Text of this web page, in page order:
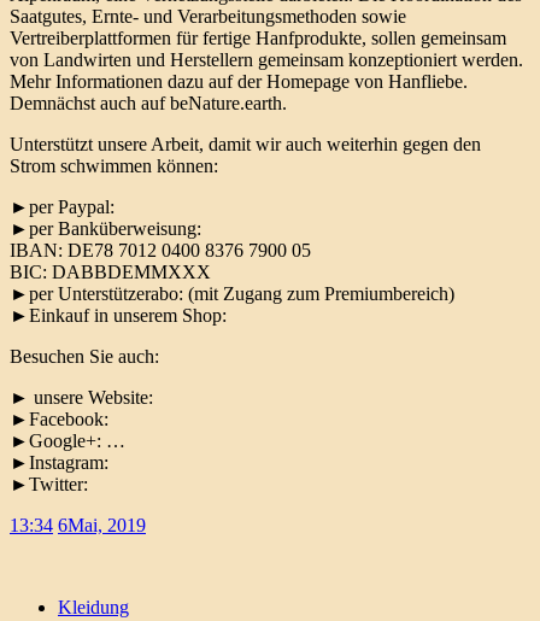
Saatgutes, Ernte- und Verarbeitungsmethoden sowie
Vertreiberplattformen für fertige Hanfprodukte, sollen gemeinsam
von Landwirten und Herstellern gemeinsam konzeptioniert werden.
Mehr Informationen dazu auf der Homepage von Hanfliebe.
Demnächst auch auf beNature.earth.
Unterstützt unsere Arbeit, damit wir auch weiterhin gegen den
Strom schwimmen können:
►per Paypal:
►per Banküberweisung:
IBAN: DE78 7012 0400 8376 7900 05
BIC: DABBDEMMXXX
►per Unterstützerabo: (mit Zugang zum Premiumbereich)
►Einkauf in unserem Shop:
Besuchen Sie auch:
► unsere Website:
►Facebook:
►Google+: …
►Instagram:
►Twitter:
13:34 6Mai, 2019
Kleidung